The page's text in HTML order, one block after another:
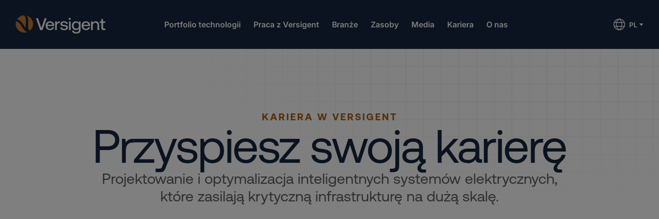
Portfolio technologii Praca z Versigent Branże Zasoby Media Kariera O nas PL
KARIERA W VERSIGENT
Przyspiesz swoją karierę
Projektowanie i optymalizacja inteligentnych systemów elektrycznych,
które zasilają krytyczną infrastrukturę na dużą skalę.